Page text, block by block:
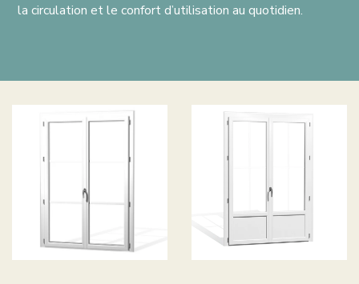
la circulation et le confort d’utilisation au quotidien.